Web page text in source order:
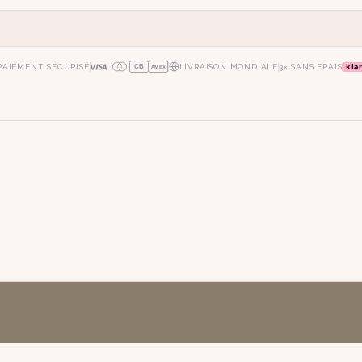
SÉCURISÉ CB AMEX LIVRAISON MONDIALE 3× SANS FRAIS